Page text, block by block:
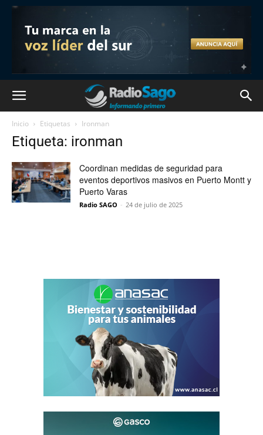
Inicio Etiquetas Ironman
Etiqueta: ironman
Coordinan medidas de seguridad para
eventos deportivos masivos en Puerto Montt y
Puerto Varas
Radio SAGO - 24 de julio de 2025